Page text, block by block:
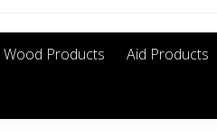
Products Aid Products